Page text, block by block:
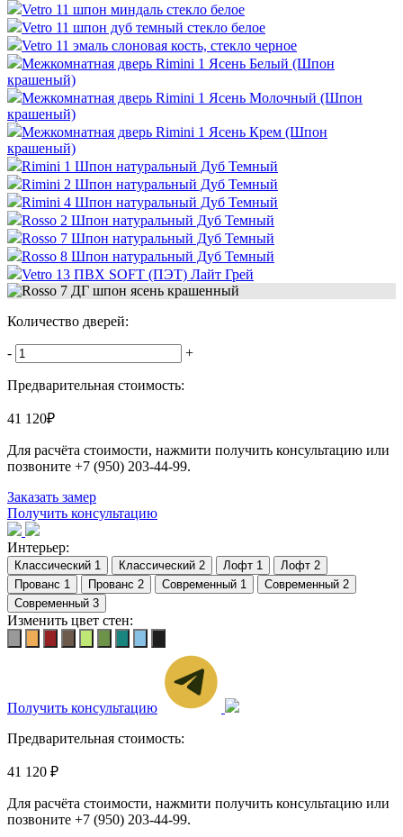
Vetro 11 шпон миндаль стекло белое
Vetro 11 шпон дуб темный стекло белое
Vetro 11 эмаль слоновая кость, стекло черное
Межкомнатная дверь Rimini 1 Ясень Белый (Шпон
крашеный)
Межкомнатная дверь Rimini 1 Ясень Молочный (Шпон
крашеный)
Межкомнатная дверь Rimini 1 Ясень Крем (Шпон
крашеный)
Rimini 1 Шпон натуральный Дуб Темный
Rimini 2 Шпон натуральный Дуб Темный
Rimini 4 Шпон натуральный Дуб Темный
Rosso 2 Шпон натуральный Дуб Темный
Rosso 7 Шпон натуральный Дуб Темный
Rosso 8 Шпон натуральный Дуб Темный
Vetro 13 ПВХ SOFT (ПЭТ) Лайт Грей
Количество дверей:
- +
Предварительная стоимость:
41 120₽
Для расчёта стоимости, нажмити получить консультацию или
позвоните +7 (950) 203-44-99.
Заказать замер
Получить консультацию
Интерьер:
Изменить цвет стен:
Получить консультацию
Предварительная стоимость:
41 120 ₽
Для расчёта стоимости, нажмити получить консультацию или
позвоните +7 (950) 203-44-99.